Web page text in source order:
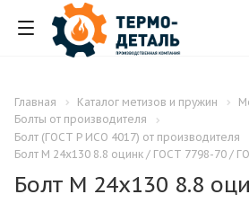
Главная Каталог метизов и пружин
Болты от производителя
Болт (ГОСТ Р ИСО 4017) от производителя
Болт M 24x130 8.8 оцинк / ГОСТ 7798-70 /
Болт M 24x130 8.8